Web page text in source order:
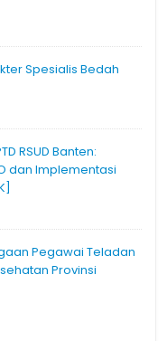
Spesialis Bedah
RSUD Banten:
dan Implementasi
Pegawai Teladan
Provinsi